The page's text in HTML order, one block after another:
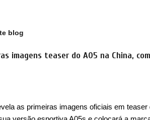
em trazer a t...
blog
imagens teaser do A05 na China,
as primeiras imagens oficiais em teaser